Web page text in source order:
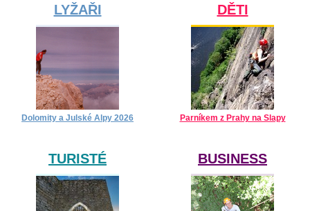
LYŽAŘI
Dolomity a Julské Alpy 2026
DĚTI
Parníkem z Prahy na Slapy
TURISTÉ BUSINESS